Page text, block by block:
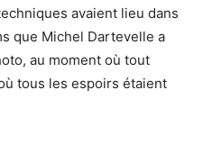
avaient lieu dans
que Michel Dartevelle a
au moment où tout
tous les espoirs étaient